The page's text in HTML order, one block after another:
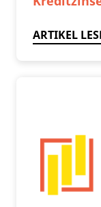
ARTIKEL